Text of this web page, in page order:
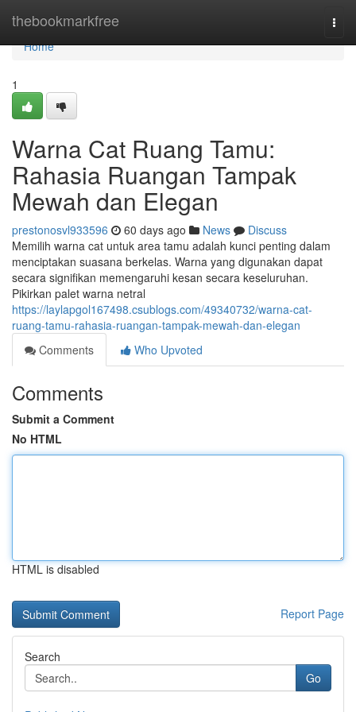
thebookmarkfree
Home
Home
1
Warna Cat Ruang Tamu:
Rahasia Ruangan Tampak
Mewah dan Elegan
prestonosvl933596 60 days ago News
Discuss
Memilih warna cat untuk area tamu adalah kunci penting dalam
menciptakan suasana berkelas. Warna yang digunakan dapat
secara signifikan memengaruhi kesan secara keseluruhan.
Pikirkan palet warna netral
https://laylapgol167498.csublogs.com/49340732/warna-cat-
ruang-tamu-rahasia-ruangan-tampak-mewah-dan-elegan
Comments
Who Upvoted
Comments
Submit a Comment
No HTML
HTML is disabled
Report Page
Search
Go